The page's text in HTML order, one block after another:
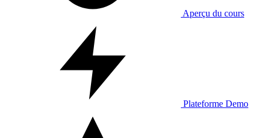
Aperçu du cours
Plateforme Demo